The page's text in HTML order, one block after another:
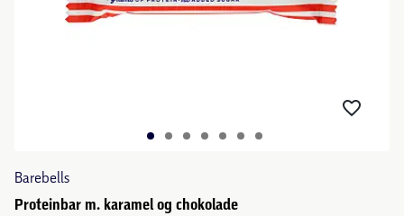
Barebells
Proteinbar m. karamel og chokolade